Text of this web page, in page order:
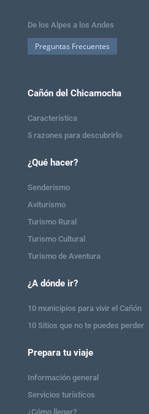
De los Alpes a los Andes
Preguntas Frecuentes
Cañón del Chicamocha
Característica
5 razones para descubrirlo
¿Qué hacer?
Senderismo
Aviturismo
Turismo Rural
Turismo Cultural
Turismo de Aventura
¿A dónde ir?
10 municipios para vivir el Cañón
10 Sitios que no te puedes perder
Prepara tu viaje
Información general
Servicios turísticos
¿Cómo llegar?